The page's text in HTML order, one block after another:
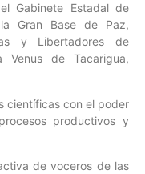
Gabinete Estadal de
Gran Base de Paz,
y Libertadores de
Venus de Tacarigua,
científicas con el poder
productivos y
de voceros de las